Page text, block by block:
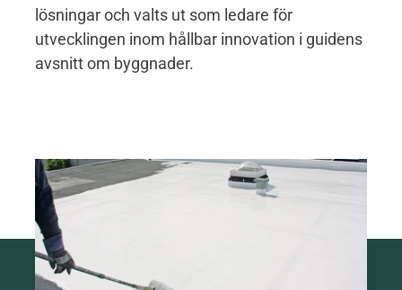
lösningar och valts ut som ledare för
utvecklingen inom hållbar innovation i guidens
avsnitt om byggnader.